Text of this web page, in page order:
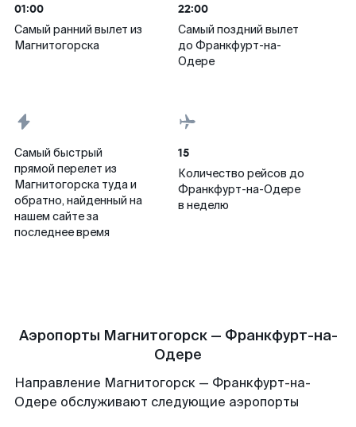
01:00
Самый ранний вылет из
Магнитогорска
22:00
Самый поздний вылет
до Франкфурт-на-
Одере
Самый быстрый
прямой перелет из
Магнитогорска туда и
обратно, найденный на
нашем сайте за
последнее время
15
Количество рейсов до
Франкфурт-на-Одере
в неделю
Аэропорты Магнитогорск — Франкфурт-на-
Одере
Направление Магнитогорск — Франкфурт-на-
Одере обслуживают следующие аэропорты